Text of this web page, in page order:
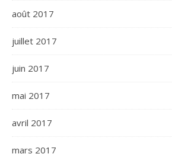
août 2017
juillet 2017
juin 2017
mai 2017
avril 2017
mars 2017